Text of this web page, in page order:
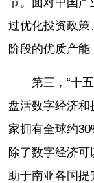
过优化投资政策
阶段的优质产能
第三，“十
盘活数字经济和
家拥有全球约
除了数字经济
助于南亚各国提